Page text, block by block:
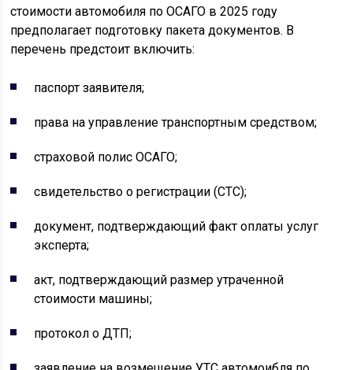
стоимости автомобиля по ОСАГО в 2025 году
предполагает подготовку пакета документов. В
перечень предстоит включить:
паспорт заявителя;
права на управление транспортным средством;
страховой полис ОСАГО;
свидетельство о регистрации (СТС);
документ, подтверждающий факт оплаты услуг
эксперта;
акт, подтверждающий размер утраченной
стоимости машины;
протокол о ДТП;